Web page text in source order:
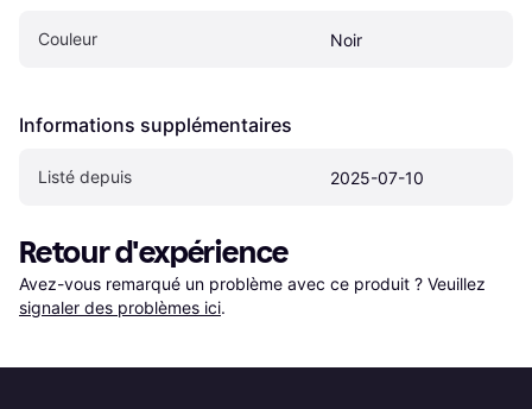
Couleur Noir
Informations supplémentaires
Listé depuis 2025-07-10
Retour d'expérience
Avez-vous remarqué un problème avec ce produit ? Veuillez
signaler des problèmes ici.